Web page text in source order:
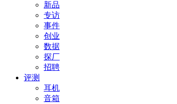
新品
专访
事件
创业
数据
探厂
招聘
评测
耳机
音箱